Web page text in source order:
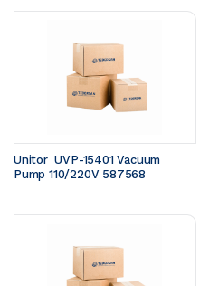
Unitor  UVP-15401 Vacuum
Pump 110/220V 587568